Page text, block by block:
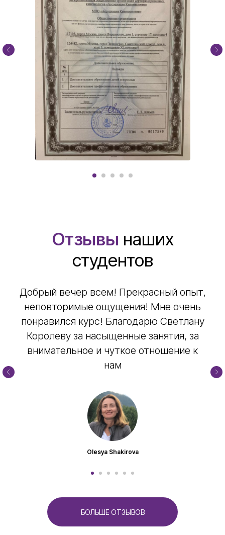
Отзывы наших
студентов
Добрый вечер всем! Прекрасный опыт,
неповторимые ощущения! Мне очень
понравился курс! Благодарю Светлану
Королеву за насыщенные занятия, за
внимательное и чуткое отношение к
нам
Olesya Shakirova
БОЛЬШЕ ОТЗЫВОВ